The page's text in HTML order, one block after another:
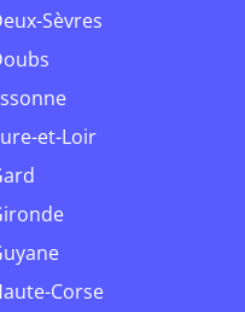
Deux-Sèvres
Doubs
Essonne
Eure-et-Loir
Gard
Gironde
Guyane
Haute-Corse